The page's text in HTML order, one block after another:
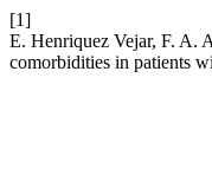
[1]
E. Henriquez Vejar, F. A.
comorbidities in patients